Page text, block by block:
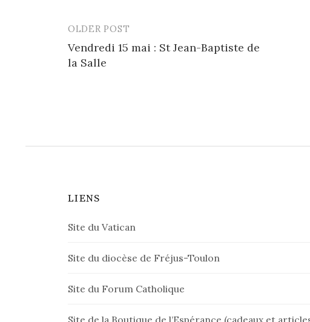
Post
navigation
OLDER POST
Vendredi 15 mai : St Jean-Baptiste de
la Salle
LIENS
Site du Vatican
Site du diocèse de Fréjus-Toulon
Site du Forum Catholique